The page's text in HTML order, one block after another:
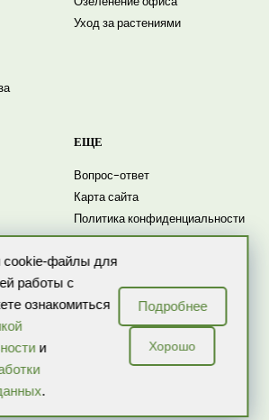
Уход за растениями
ЕЩЕ
Вопрос-ответ
Карта сайта
Политика конфиденциальности
Согласие на обработку
персональных данных
Согласие на получение
рассылки
Новости
файлы для
работы с
ознакомиться
и
.
Подробнее
Хорошо